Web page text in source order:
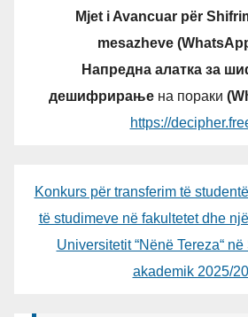
Mjet i Avancuar për
mesazheve
Напредна алатка за
дешифрирањена пораки
https://
Konkurs për transferim të
të studimeve në fakultetet dhe
Universitetit “Nënë Tereza“
akademik 2025/